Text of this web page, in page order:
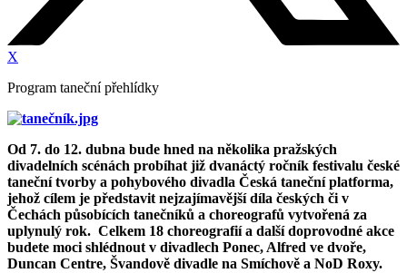
X
Program taneční přehlídky
Od 7. do 12. dubna bude hned na několika pražských
divadelních scénách probíhat již dvanáctý ročník festivalu české
taneční tvorby a pohybového divadla Česká taneční platforma,
jehož cílem je představit nejzajímavější díla českých či v
Čechách působících tanečníků a choreografů vytvořená za
uplynulý rok. Celkem 18 choreografií a další doprovodné akce
budete moci shlédnout v divadlech Ponec, Alfred ve dvoře,
Duncan Centre, Švandově divadle na Smíchově a NoD Roxy.